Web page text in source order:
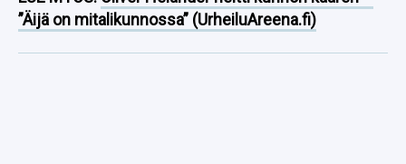
”Äijä on mitalikunnossa” (UrheiluAreena.fi)